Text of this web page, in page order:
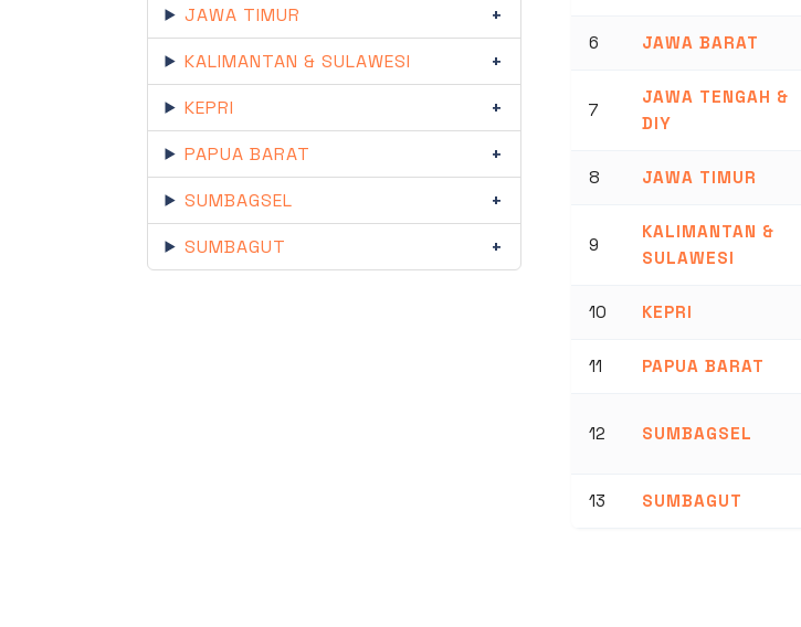
JAWA TIMUR
KALIMANTAN & SULAWESI
KEPRI
PAPUA BARAT
SUMBAGSEL
SUMBAGUT
6 JAWA BARAT
7
JAWA TENGAH &
DIY
8 JAWA TIMUR
9
KALIMANTAN &
SULAWESI
10 KEPRI
11 PAPUA BARAT
12 SUMBAGSEL
13 SUMBAGUT